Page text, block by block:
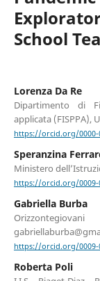
School
Lorenza Da Re
Dipartimento di
applicata (FISPPA),
https://orcid.org/0000-
Speranzina
Ministero
https://orcid.org/0009-
Gabriella Burba
https://orcid.org/0009-
Roberta Poli